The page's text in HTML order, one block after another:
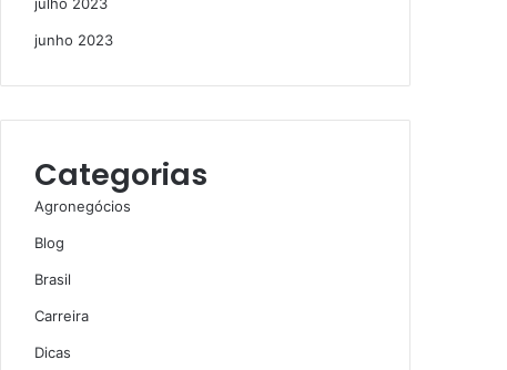
junho 2023
Categorias
Agronegócios
Blog
Brasil
Carreira
Dicas